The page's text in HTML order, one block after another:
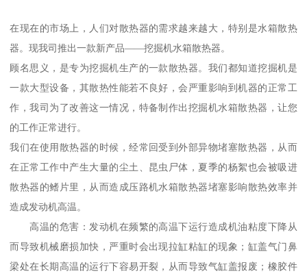
在现在的市场上，人们对散热器的需求越来越大，特别是水箱散热
器。现我司推出一款新产品——挖掘机水箱散热器。
顾名思义，是专为挖掘机生产的一款散热器。我们都知道挖掘机是
一款大型设备，其散热性能若不良好，会严重影响到机器的正常工
作，我司为了改善这一情况，特备制作出挖掘机水箱散热器，让您
的工作正常进行。
我们在使用散热器的时候，经常回受到外部异物堵塞散热器，从而
在正常工作中产生大量的尘土、昆虫尸体，夏季的杨絮也会被吸进
散热器的鳍片里，从而造成压路机水箱散热器堵塞影响散热效率并
造成发动机高温。
高温的危害：发动机在频繁的高温下运行造成机油粘度下降从
而导致机械磨损加快，严重时会出现拉缸粘缸的现象；缸盖气门鼻
梁处在长期高温的运行下容易开裂，从而导致气缸盖报废；橡胶件